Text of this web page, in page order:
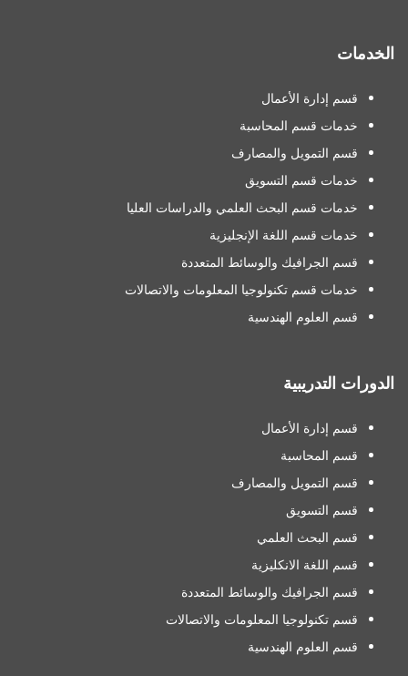
الخدمات
قسم إدارة الأعمال
خدمات قسم المحاسبة
قسم التمويل والمصارف
خدمات قسم التسويق
خدمات قسم البحث العلمي والدراسات العليا
خدمات قسم اللغة الإنجليزية
قسم الجرافيك والوسائط المتعددة
خدمات قسم تكنولوجيا المعلومات والاتصالات
قسم العلوم الهندسية
الدورات التدريبية
قسم إدارة الأعمال
قسم المحاسبة
قسم التمويل والمصارف
قسم التسويق
قسم البحث العلمي
قسم اللغة الانكليزية
قسم الجرافيك والوسائط المتعددة
قسم تكنولوجيا المعلومات والاتصالات
قسم العلوم الهندسية